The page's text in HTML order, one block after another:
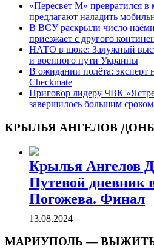
«Пересвет М» превратился
предлагают наладить
В ВСУ раскрыли число
приезжает с другого
НАТО в шоке: Залужный
и военного пути Украины
В ожидании полёта: эксперт
Checkmate
Приговор лидеру ЧВК
завершилось большим сроком
КРЫЛЬЯ АНГЕЛОВ
Крылья Ангелов
Путевой дневник
Погожева. Финал
13.08.2024
МАРИУПОЛЬ —